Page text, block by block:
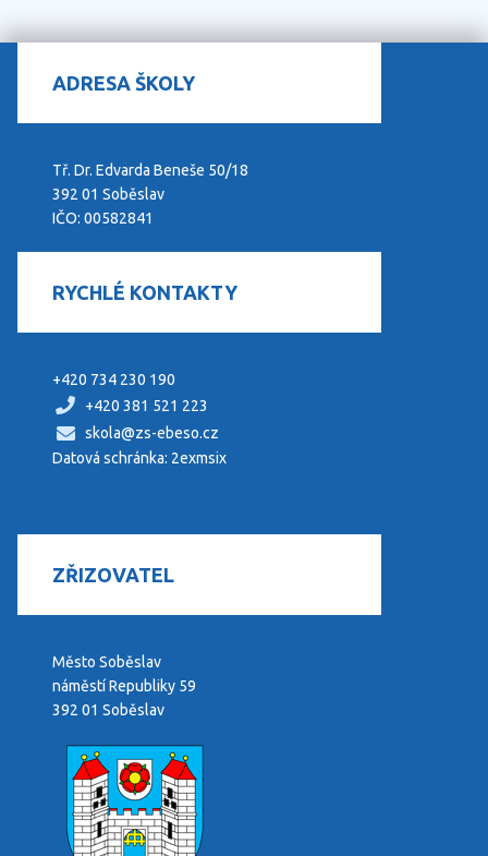
ADRESA ŠKOLY
Tř. Dr. Edvarda Beneše 50/18
392 01 Soběslav
IČO: 00582841
RYCHLÉ KONTAKTY
+420 734 230 190
+420 381 521 223
skola@zs-ebeso.cz
Datová schránka: 2exmsix
ZŘIZOVATEL
Město Soběslav
náměstí Republiky 59
392 01 Soběslav